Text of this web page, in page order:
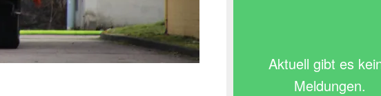
Aktuell gibt es
Meldungen.